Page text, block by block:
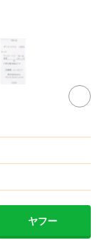
ヤフー